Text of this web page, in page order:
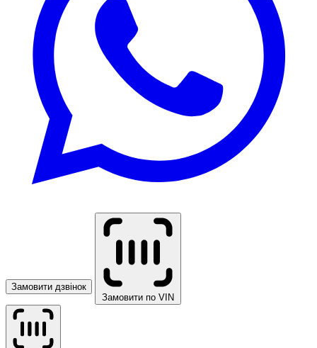
Замовити дзвінок
Замовити по VIN